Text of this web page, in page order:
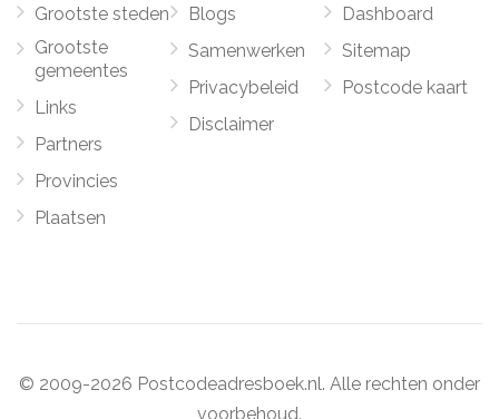
Grootste steden
Grootste
gemeentes
Links
Partners
Provincies
Plaatsen
Blogs
Samenwerken
Privacybeleid
Disclaimer
Dashboard
Sitemap
Postcode kaart
© 2009-2026 Postcodeadresboek.nl. Alle rechten onder
voorbehoud.